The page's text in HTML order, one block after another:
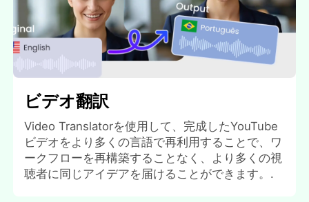
ビデオ翻訳
Video Translatorを使用して、完成したYouTube
ビデオをより多くの言語で再利用することで、ワ
ークフローを再構築することなく、より多くの視
聴者に同じアイデアを届けることができます。.